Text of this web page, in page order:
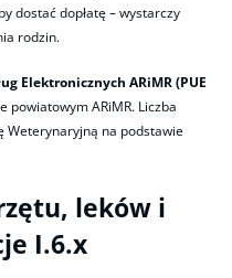
dostać dopłatę – wystarczy
rodzin.
Elektronicznych ARiMR (PUE
powiatowym ARiMR. Liczba
Weterynaryjną na podstawie
leków i
I.6.x